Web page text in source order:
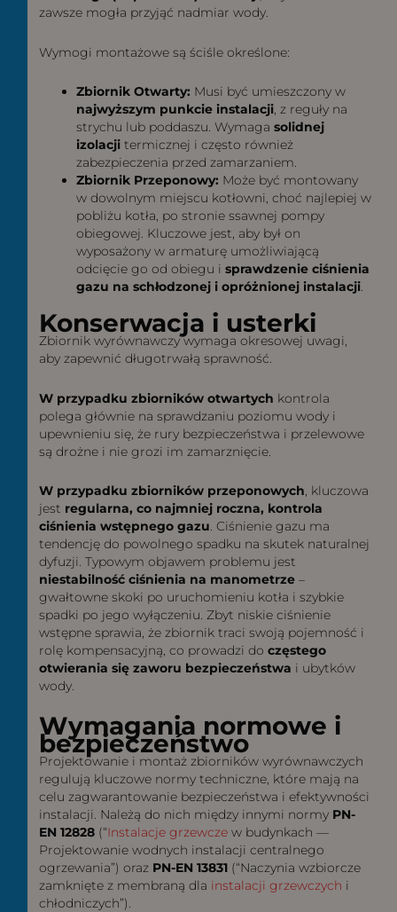
zawsze mogła przyjąć nadmiar wody.
Wymogi montażowe są ściśle określone:
Zbiornik Otwarty: Musi być umieszczony w
najwyższym punkcie instalacji, z reguły na
strychu lub poddaszu. Wymaga solidnej
izolacjitermicznej i często również
zabezpieczenia przed zamarzaniem.
Zbiornik Przeponowy: Może być montowany
w dowolnym miejscu kotłowni, choć najlepiej w
pobliżu kotła, po stronie ssawnej pompy
obiegowej. Kluczowe jest, aby był on
wyposażony w armaturę umożliwiającą
odcięcie go od obiegu i sprawdzenie ciśnienia
gazu na schłodzonej i opróżnionej instalacji.
Konserwacja i usterki
Zbiornik wyrównawczy wymaga okresowej uwagi,
aby zapewnić długotrwałą sprawność.
W przypadku zbiorników otwartych kontrola
polega głównie na sprawdzaniu poziomu wody i
upewnieniu się, że rury bezpieczeństwa i przelewowe
są drożne i nie grozi im zamarznięcie.
W przypadku zbiorników przeponowych, kluczowa
jest regularna, co najmniej roczna, kontrola
ciśnienia wstępnego gazu. Ciśnienie gazu ma
tendencję do powolnego spadku na skutek naturalnej
dyfuzji. Typowym objawem problemu jest
niestabilność ciśnienia na manometrze–
gwałtowne skoki po uruchomieniu kotła i szybkie
spadki po jego wyłączeniu. Zbyt niskie ciśnienie
wstępne sprawia, że zbiornik traci swoją pojemność i
rolę kompensacyjną, co prowadzi do częstego
otwierania się zaworu bezpieczeństwa i ubytków
wody.
Wymagania normowe i
bezpieczeństwo
Projektowanie i montaż zbiorników wyrównawczych
regulują kluczowe normy techniczne, które mają na
celu zagwarantowanie bezpieczeństwa i efektywności
instalacji. Należą do nich między innymi normy PN-
EN 12828(“Instalacje grzewczew budynkach —
Projektowanie wodnych instalacji centralnego
ogrzewania”) oraz PN-EN 13831(“Naczynia wzbiorcze
zamknięte z membraną dla instalacji grzewczych i
chłodniczych”).